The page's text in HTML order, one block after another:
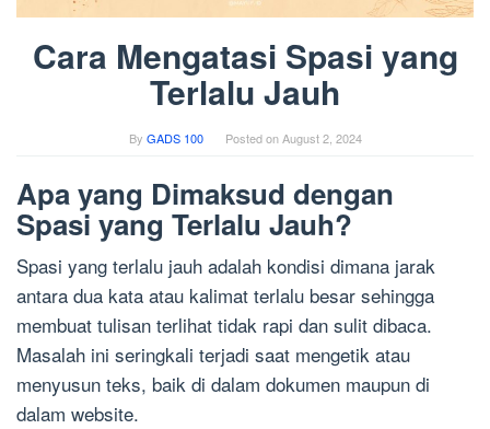
Cara Mengatasi Spasi yang
Terlalu Jauh
By GADS 100 Posted onAugust 2, 2024
Apa yang Dimaksud dengan
Spasi yang Terlalu Jauh?
Spasi yang terlalu jauh adalah kondisi dimana jarak
antara dua kata atau kalimat terlalu besar sehingga
membuat tulisan terlihat tidak rapi dan sulit dibaca.
Masalah ini seringkali terjadi saat mengetik atau
menyusun teks, baik di dalam dokumen maupun di
dalam website.